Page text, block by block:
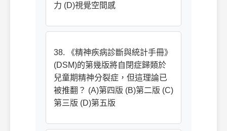
力 (D)視覺空間感
38. 《精神疾病診斷與統計手冊》
(DSM)的第幾版將自閉症歸類於
兒童期精神分裂症，但這理論已
被推翻？ (A)第四版 (B)第二版 (C)
第三版 (D)第五版